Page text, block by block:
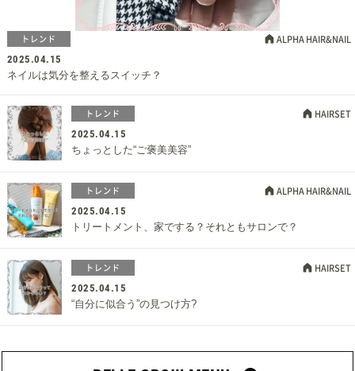
トレンド ALPHA HAIR&NAIL
2025.04.15
ネイルは気分を整えるスイッチ？
トレンド HAIRSET
2025.04.15
ちょっとした“ご褒美美容”
トレンド ALPHA HAIR&NAIL
2025.04.15
トリートメント、家でする？それともサロンで？
トレンド HAIRSET
2025.04.15
“自分に似合う”の見つけ方?